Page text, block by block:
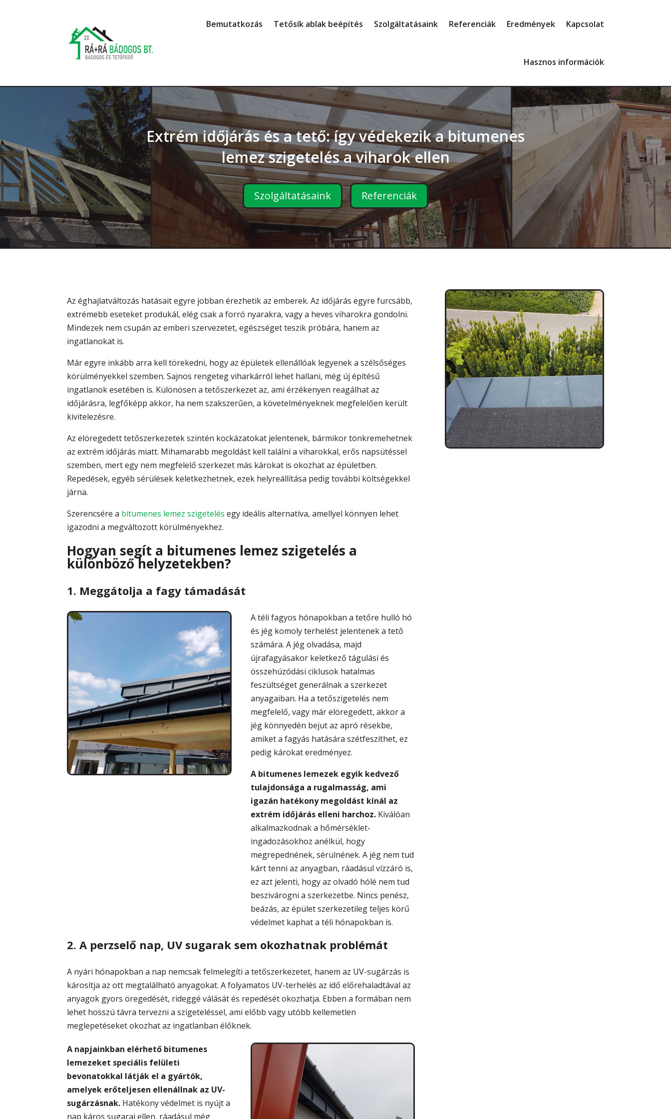
Bemutatkozás Tetősík ablak beépítés Szolgáltatásaink Referenciák Eredmények Kapcsolat
Hasznos információk
Extrém időjárás és a tető: így védekezik a bitumenes
lemez szigetelés a viharok ellen
Szolgáltatásaink Referenciák
Az éghajlatváltozás hatásait egyre jobban érezhetik az emberek. Az időjárás egyre furcsább,
extrémebb eseteket produkál, elég csak a forró nyarakra, vagy a heves viharokra gondolni.
Mindezek nem csupán az emberi szervezetet, egészséget teszik próbára, hanem az
ingatlanokat is.
Már egyre inkább arra kell törekedni, hogy az épületek ellenállóak legyenek a szélsőséges
körülményekkel szemben. Sajnos rengeteg viharkárról lehet hallani, még új építésű
ingatlanok esetében is. Különösen a tetőszerkezet az, ami érzékenyen reagálhat az
időjárásra, legfőképp akkor, ha nem szakszerűen, a követelményeknek megfelelően került
kivitelezésre.
Az elöregedett tetőszerkezetek szintén kockázatokat jelentenek, bármikor tönkremehetnek
az extrém időjárás miatt. Mihamarabb megoldást kell találni a viharokkal, erős napsütéssel
szemben, mert egy nem megfelelő szerkezet más károkat is okozhat az épületben.
Repedések, egyéb sérülések keletkezhetnek, ezek helyreállítása pedig további költségekkel
járna.
Szerencsére a bitumenes lemez szigetelés egy ideális alternatíva, amellyel könnyen lehet
igazodni a megváltozott körülményekhez.
Hogyan segít a bitumenes lemez szigetelés a
különböző helyzetekben?
1. Meggátolja a fagy támadását
A téli fagyos hónapokban a tetőre hulló hó
és jég komoly terhelést jelentenek a tető
számára. A jég olvadása, majd
újrafagyásakor keletkező tágulási és
összehúzódási ciklusok hatalmas
feszültséget generálnak a szerkezet
anyagaiban. Ha a tetőszigetelés nem
megfelelő, vagy már elöregedett, akkor a
jég könnyedén bejut az apró résekbe,
amiket a fagyás hatására szétfeszíthet, ez
pedig károkat eredményez.
A bitumenes lemezek egyik kedvező
tulajdonsága a rugalmasság, ami
igazán hatékony megoldást kínál az
extrém időjárás elleni harchoz. Kiválóan
alkalmazkodnak a hőmérséklet-
ingadozásokhoz anélkül, hogy
megrepednének, sérülnének. A jég nem tud
kárt tenni az anyagban, ráadásul vízzáró is,
ez azt jelenti, hogy az olvadó hólé nem tud
beszivárogni a szerkezetbe. Nincs penész,
beázás, az épület szerkezetileg teljes körű
védelmet kaphat a téli hónapokban is.
2. A perzselő nap, UV sugarak sem okozhatnak problémát
A nyári hónapokban a nap nemcsak felmelegíti a tetőszerkezetet, hanem az UV-sugárzás is
károsítja az ott megtalálható anyagokat. A folyamatos UV-terhelés az idő előrehaladtával az
anyagok gyors öregedését, rideggé válását és repedését okozhatja. Ebben a formában nem
lehet hosszú távra tervezni a szigeteléssel, ami előbb vagy utóbb kellemetlen
meglepetéseket okozhat az ingatlanban élőknek.
A napjainkban elérhető bitumenes
lemezeket speciális felületi
bevonatokkal látják el a gyártók,
amelyek erőteljesen ellenállnak az UV-
sugárzásnak. Hatékony védelmet is nyújt a
nap káros sugarai ellen, ráadásul még